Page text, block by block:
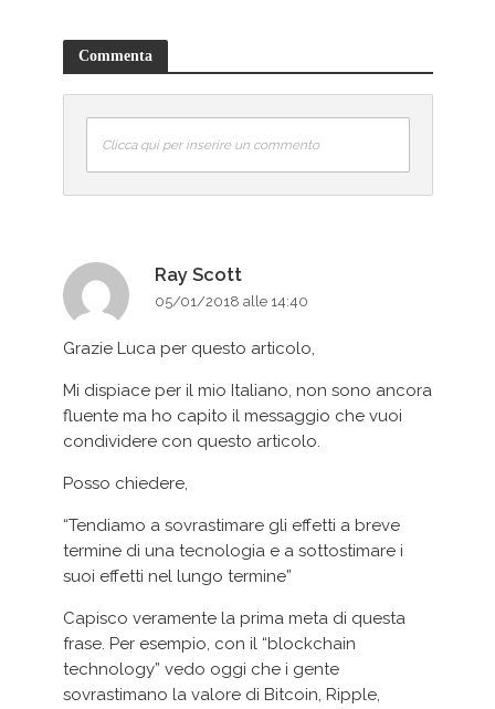
Commenta
Clicca qui per inserire un commento
Ray Scott
05/01/2018 alle 14:40
Grazie Luca per questo articolo,
Mi dispiace per il mio Italiano, non sono ancora
fluente ma ho capito il messaggio che vuoi
condividere con questo articolo.
Posso chiedere,
“Tendiamo a sovrastimare gli effetti a breve
termine di una tecnologia e a sottostimare i
suoi effetti nel lungo termine”
Capisco veramente la prima meta di questa
frase. Per esempio, con il “blockchain
technology” vedo oggi che i gente
sovrastimano la valore di Bitcoin, Ripple,